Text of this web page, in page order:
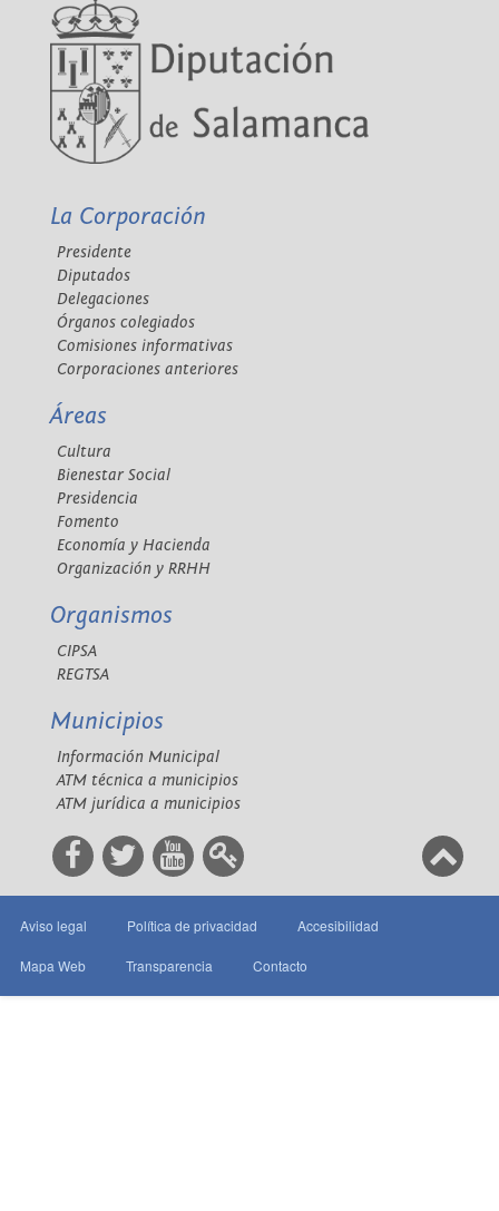
La Corporación
Presidente
Diputados
Delegaciones
Órganos colegiados
Comisiones informativas
Corporaciones anteriores
Áreas
Cultura
Bienestar Social
Presidencia
Fomento
Economía y Hacienda
Organización y RRHH
Organismos
CIPSA
REGTSA
Municipios
Información Municipal
ATM técnica a municipios
ATM jurídica a municipios
Aviso legal Política de privacidad Accesibilidad
Mapa Web Transparencia Contacto